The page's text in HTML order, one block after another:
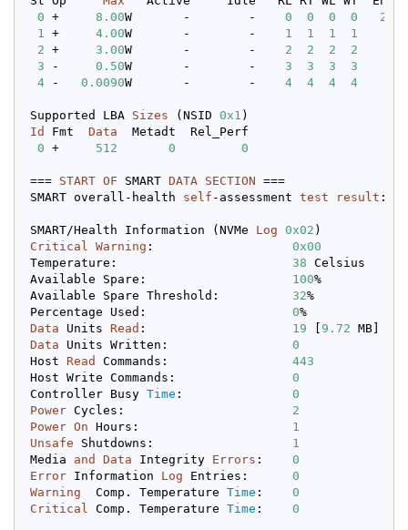
0 + 8.00W       -        - 0 0 0 0
1 + 4.00W       -        - 1 1 1 1
2 + 3.00W       -        - 2 2 2 2
3 - 0.50W       -        - 3 3 3 3
4 - 0.0090W       -        - 4 4 4 4
Supported LBA Sizes (NSID 0x1
Id Fmt Data
  Metadt  Rel_Perf
0 + 512 0 0
=== START OF SMART DATA SECTION ===
SMART overall-health self -assessment test result :
SMART/Health Information (NVMe Log 0x02
Critical Warning : 0x00
Temperature: 38 Celsius
Available Spare: 100%
Available Spare Threshold: 32%
Percentage Used: 0 %
Data Units Read : 19 9.72
Data Units Written: 0
Host Read Commands: 443
Host Write Commands: 0
Controller Busy Time : 0
Power Cycles: 2
Power On Hours: 1
Unsafe Shutdowns: 1
Media and Data Integrity Errors : 0
Error Information Log Entries: 0
Warning
  Comp. Temperature
Time : 0
Critical Comp. Temperature Time : 0